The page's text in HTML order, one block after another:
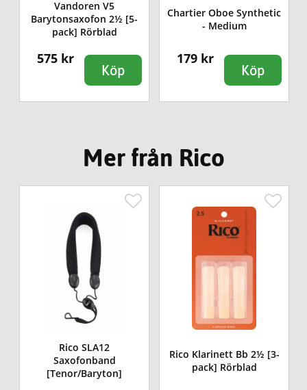
Vandoren V5
Barytonsaxofon 2½ [5-
pack] Rörblad
575 kr
Köp
Chartier Oboe Synthetic
- Medium
179 kr
Köp
Mer från Rico
Rico SLA12
Saxofonband
[Tenor/Baryton]
Rico Klarinett Bb 2½ [3-
pack] Rörblad